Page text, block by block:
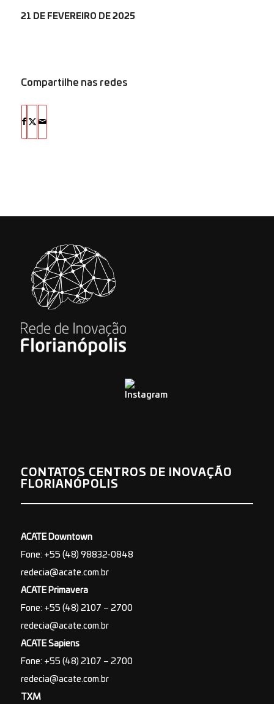
21 DE FEVEREIRO DE 2025
Compartilhe nas redes
CONTATOS CENTROS DE INOVAÇÃO
FLORIANÓPOLIS
ACATE Downtown
Fone: +55 (48) 98832-0848
redecia@acate.com.br
ACATE Primavera
Fone: +55 (48) 2107 – 2700
redecia@acate.com.br
ACATE Sapiens
Fone: +55 (48) 2107 – 2700
redecia@acate.com.br
TXM